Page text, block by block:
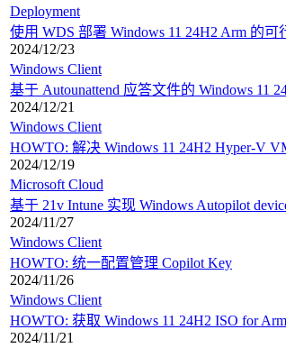
Deployment
使用 WDS 部署 Windows 11 24H2 Arm 的可
2024/12/23
Windows Client
基于 Autounattend 应答文件的 Windows 11
2024/12/21
Windows Client
HOWTO: 解决 Windows 11 24H2 Hyper-V
2024/12/19
Microsoft Cloud
基于 21v Intune 实现 Windows Autopilot
2024/11/27
Windows Client
HOWTO: 统一配置管理 Copilot Key
2024/11/26
Windows Client
HOWTO: 获取 Windows 11 24H2 ISO for Arm
2024/11/21